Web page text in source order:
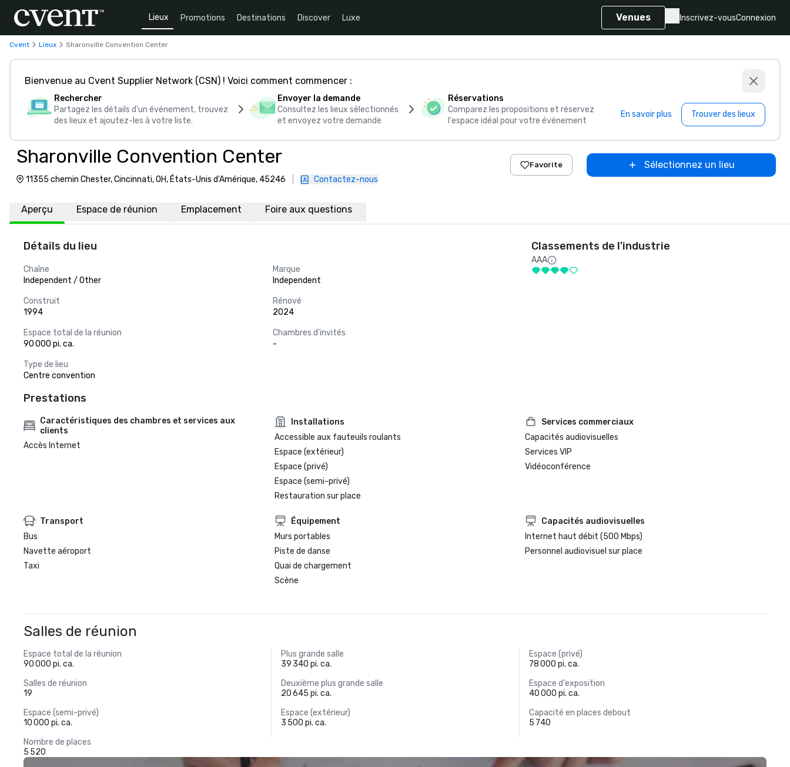
Lieux Promotions Destinations Discover Luxe Venues Inscrivez-vousConnexion
Cvent Lieux Sharonville Convention Center
Bienvenue au Cvent Supplier Network (CSN) ! Voici comment commencer :
Rechercher
Partagez les détails d'un événement, trouvez
des lieux et ajoutez-les à votre liste.
Envoyer la demande
Consultez les lieux sélectionnés
et envoyez votre demande
Réservations
Comparez les propositions et réservez
l'espace idéal pour votre événement
En savoir plus Trouver des lieux
Sharonville Convention Center
11355 chemin Chester, Cincinnati, OH, États-Unis d'Amérique, 45246 Contactez-nous
Favorite Sélectionnez un lieu
Aperçu Espace de réunion Emplacement Foire aux questions
Détails du lieu
Chaîne
Independent / Other
Marque
Independent
Construit
1994
Rénové
2024
Espace total de la réunion
90 000 pi. ca.
Chambres d'invités
-
Type de lieu
Centre convention
Classements de l'industrie
AAA
Prestations
Caractéristiques des chambres et services aux
clients
Accès Internet
Installations
Accessible aux fauteuils roulants
Espace (extérieur)
Espace (privé)
Espace (semi-privé)
Restauration sur place
Services commerciaux
Capacités audiovisuelles
Services VIP
Vidéoconférence
Transport
Bus
Navette aéroport
Taxi
Équipement
Murs portables
Piste de danse
Quai de chargement
Scène
Capacités audiovisuelles
Internet haut débit (500 Mbps)
Personnel audiovisuel sur place
Salles de réunion
Espace total de la réunion
90 000 pi. ca.
Plus grande salle
39 340 pi. ca.
Espace (privé)
78 000 pi. ca.
Salles de réunion
19
Deuxième plus grande salle
20 645 pi. ca.
Espace d'exposition
40 000 pi. ca.
Espace (semi-privé)
10 000 pi. ca.
Espace (extérieur)
3 500 pi. ca.
Capacité en places debout
5 740
Nombre de places
5 520